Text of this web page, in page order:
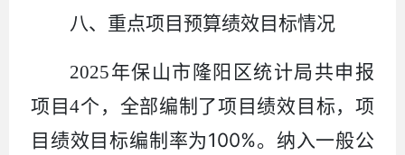
八、重点项目预算绩效目标情况
2025年保山市隆阳区统计局共申报
项目4个，全部编制了项目绩效目标，项
目绩效目标编制率为100%。纳入一般公